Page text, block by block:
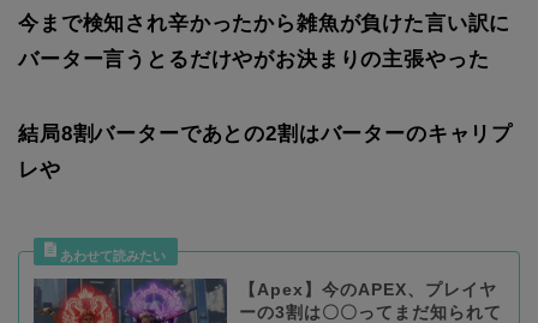
今まで検知され辛かったから雑魚が負けた言い訳に
バーター言うとるだけやがお決まりの主張やった
結局8割バーターであとの2割はバーターのキャリプ
レや
【Apex】今のAPEX、プレイヤ
ーの3割は〇〇ってまだ知られて